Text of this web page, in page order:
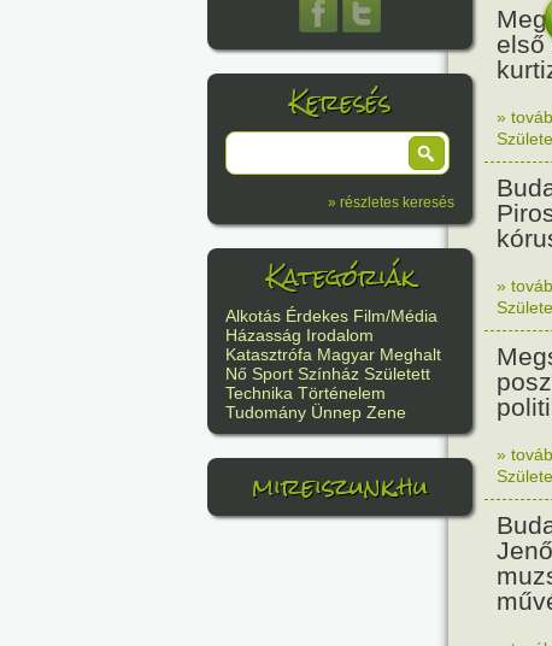
Keresés
» részletes keresés
Kategóriák
Alkotás Érdekes Film/Média
Házasság Irodalom
Katasztrófa Magyar Meghalt
Nő Sport Színház Született
Technika Történelem
Tudomány Ünnep Zene
mireiszunk.hu
első
»
»
»